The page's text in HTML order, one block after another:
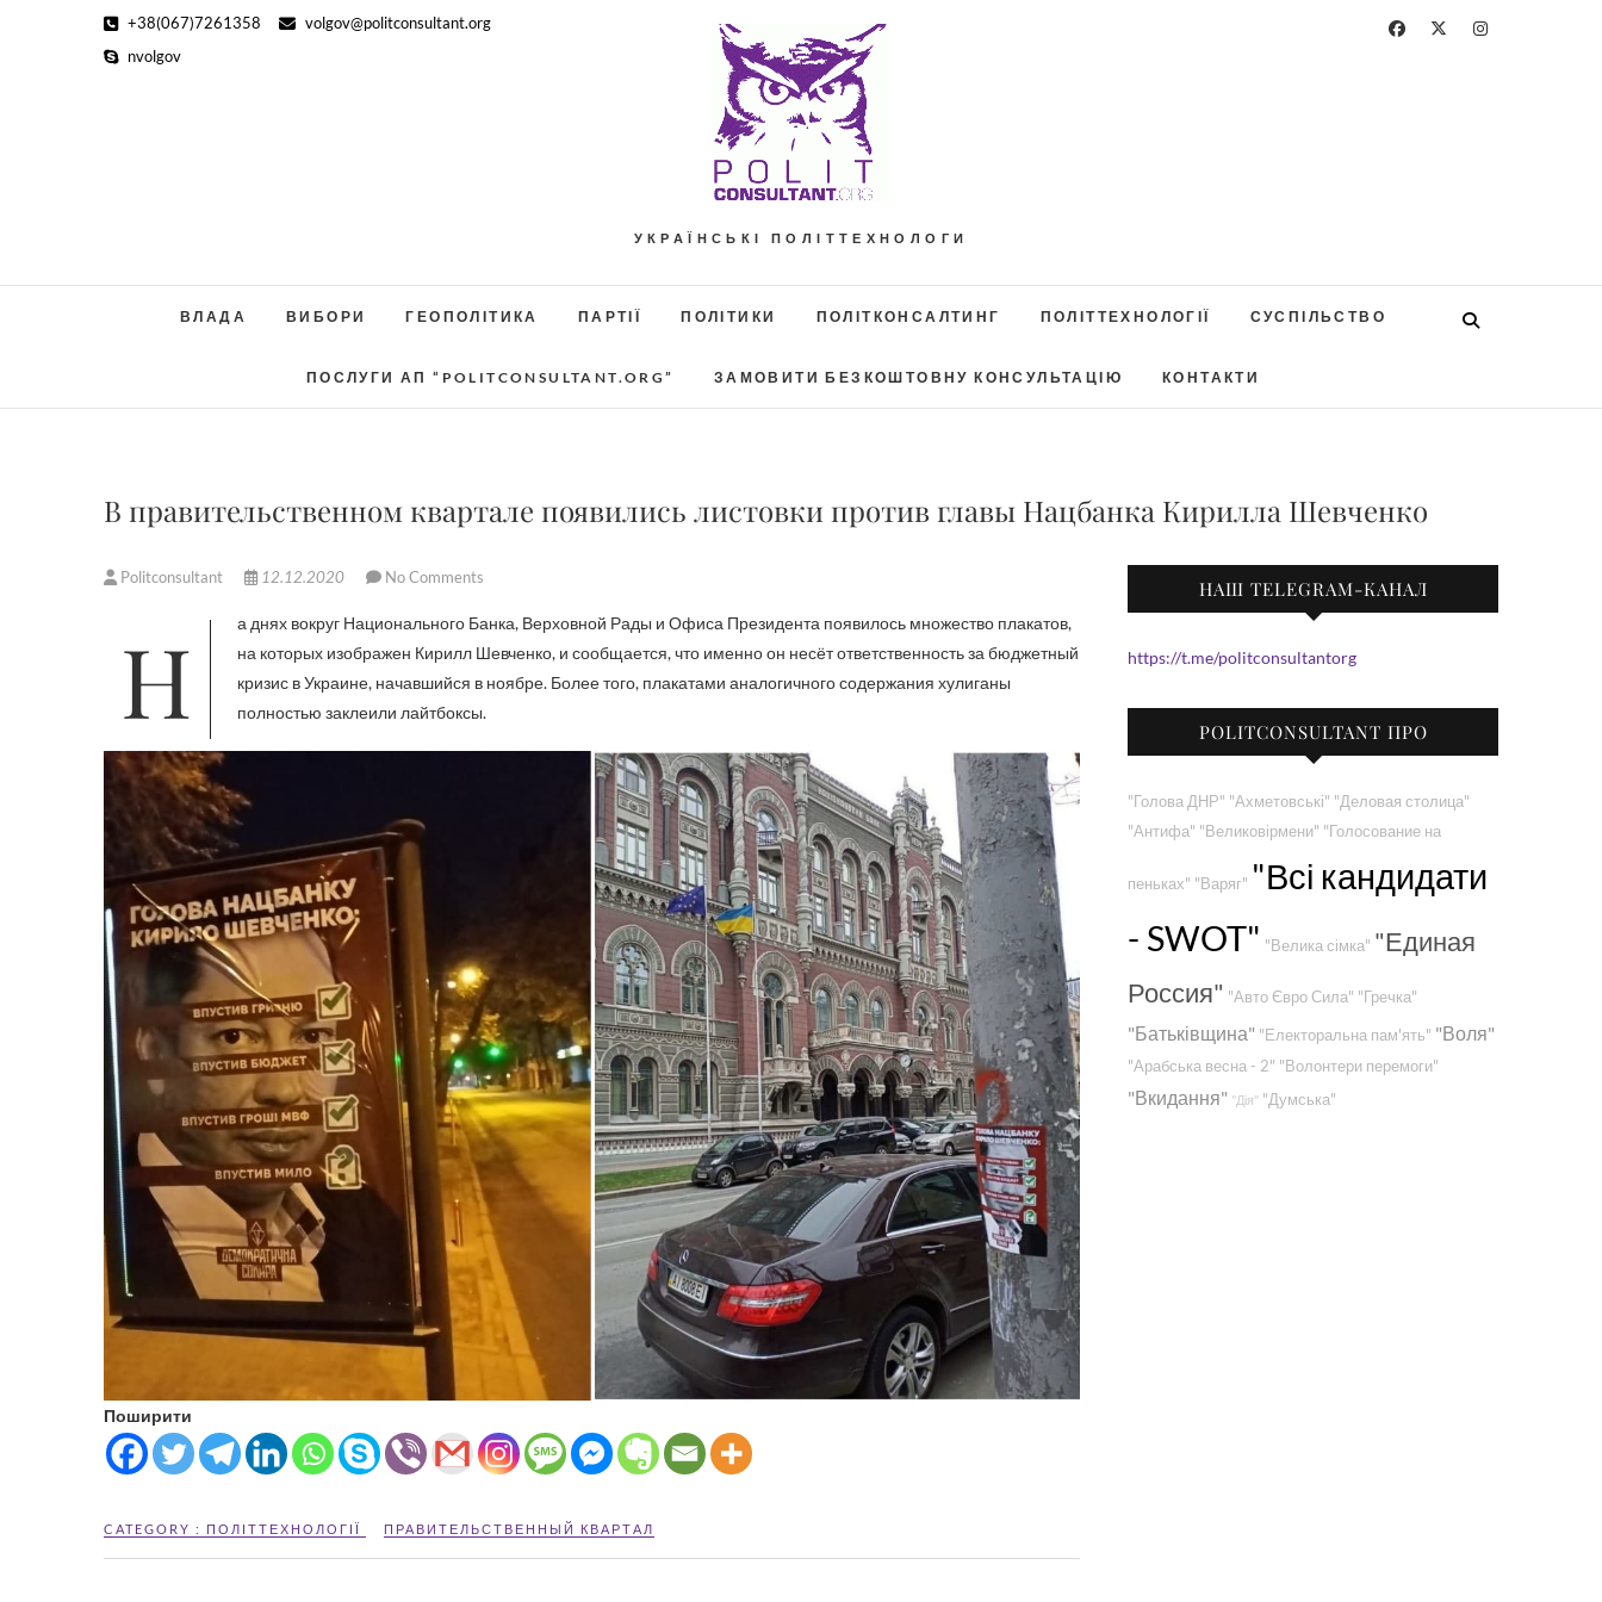
+38(067)7261358
volgov@politconsultant.org
nvolgov
УКРАЇНСЬКІ ПОЛІТТЕХНОЛОГИ
ВЛАДА ВИБОРИ ГЕОПОЛІТИКА ПАРТІЇ ПОЛІТИКИ ПОЛІТКОНСАЛТИНГ ПОЛІТТЕХНОЛОГІЇ СУСПІЛЬСТВО
ПОСЛУГИ АП “POLITCONSULTANT.ORG” ЗАМОВИТИ БЕЗКОШТОВНУ КОНСУЛЬТАЦІЮ КОНТАКТИ
В правительственном квартале появились листовки против главы Нацбанка Кирилла Шевченко
Politconsultant 12.12.2020 No Comments
На днях вокруг Национального Банка, Верховной Рады и Офиса Президента появилось множество плакатов,
на которых изображен Кирилл Шевченко, и сообщается, что именно он несёт ответственность за бюджетный
кризис в Украине, начавшийся в ноябре. Более того, плакатами аналогичного содержания хулиганы
полностью заклеили лайтбоксы.
Поширити
CATEGORY : ПОЛІТТЕХНОЛОГІЇ ПРАВИТЕЛЬСТВЕННЫЙ КВАРТАЛ
НАШ TELEGRAM-КАНАЛ
https://t.me/politconsultantorg
POLITCONSULTANT ПРО
"Голова ДНР" "Ахметовські" "Деловая столица"
"Антифа" "Великовірмени" "Голосование на
пеньках" "Варяг" "Всі кандидати
- SWOT" "Велика сімка" "Единая
Россия" "Авто Євро Сила" "Гречка"
"Батьківщина" "Електоральна пам'ять" "Воля"
"Арабська весна - 2" "Волонтери перемоги"
"Вкидання" "Дія" "Думська"